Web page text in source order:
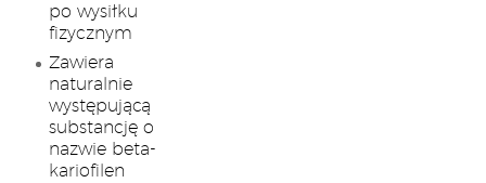
po wysiłku
fizycznym
Zawiera
naturalnie
występującą
substancję o
nazwie beta-
kariofilen